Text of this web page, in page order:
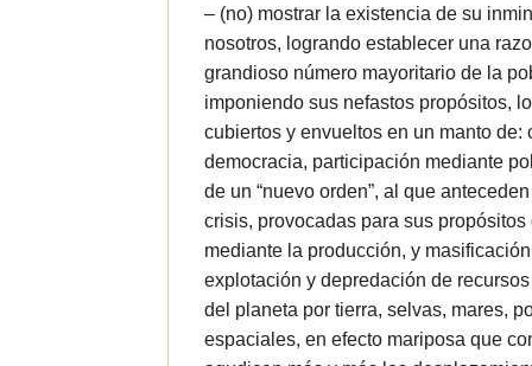
– (no) mostrar la existencia de su
nosotros, logrando establecer una
grandioso número mayoritario de la
imponiendo sus nefastos propósitos,
cubiertos y envueltos en un manto de:
democracia, participación mediante
de un “nuevo orden”, al que
crisis, provocadas para sus
mediante la producción, y
explotación y depredación de
del planeta por tierra, selvas, mares,
espaciales, en efecto mariposa que